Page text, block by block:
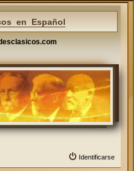
en Español
Identificarse